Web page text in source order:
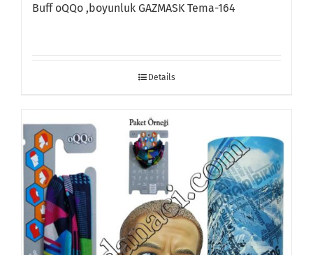
Buff oQQo ,boyunluk GAZMASK Tema-164
Details